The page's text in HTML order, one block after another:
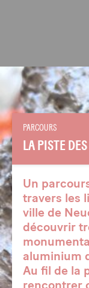
PARCOURS
LA PISTE
Un
travers les
ville de
découvrir
aluminium
Au fil de la